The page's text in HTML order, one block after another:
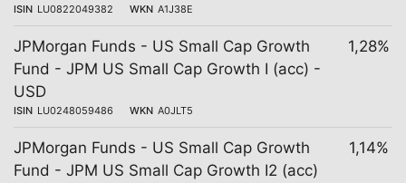
ISIN LU0822049382 WKN A1J38E
JPMorgan Funds - US Small Cap Growth
Fund - JPM US Small Cap Growth I (acc) -
USD
ISIN LU0248059486 WKN A0JLT5
1,28%
JPMorgan Funds - US Small Cap Growth
Fund - JPM US Small Cap Growth I2 (acc)
1,14%